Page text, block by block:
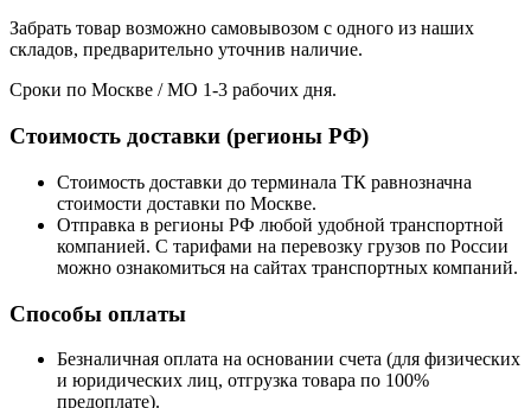
Забрать товар возможно самовывозом с одного из наших
складов, предварительно уточнив наличие.
Сроки по Москве / МО 1-3 рабочих дня.
Стоимость доставки (регионы РФ)
Стоимость доставки до терминала ТК равнозначна
стоимости доставки по Москве.
Отправка в регионы РФ любой удобной транспортной
компанией. С тарифами на перевозку грузов по России
можно ознакомиться на сайтах транспортных компаний.
Способы оплаты
Безналичная оплата на основании счета (для физических
и юридических лиц, отгрузка товара по 100%
предоплате).